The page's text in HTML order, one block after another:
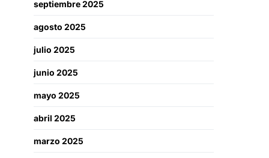
septiembre 2025
agosto 2025
julio 2025
junio 2025
mayo 2025
abril 2025
marzo 2025